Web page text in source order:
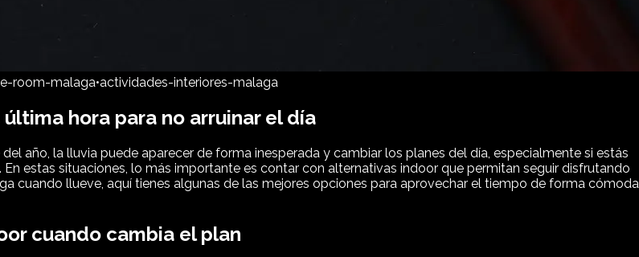
room-malaga•actividades-interiores-malaga
hora para no arruinar el día
año, la lluvia puede aparecer de forma inesperada y cambiar los planes del día, especialmente si estás
estas situaciones, lo más importante es contar con alternativas indoor que permitan seguir disfrutando
cuando llueve, aquí tienes algunas de las mejores opciones para aprovechar el tiempo de forma cómoda
cuando cambia el plan